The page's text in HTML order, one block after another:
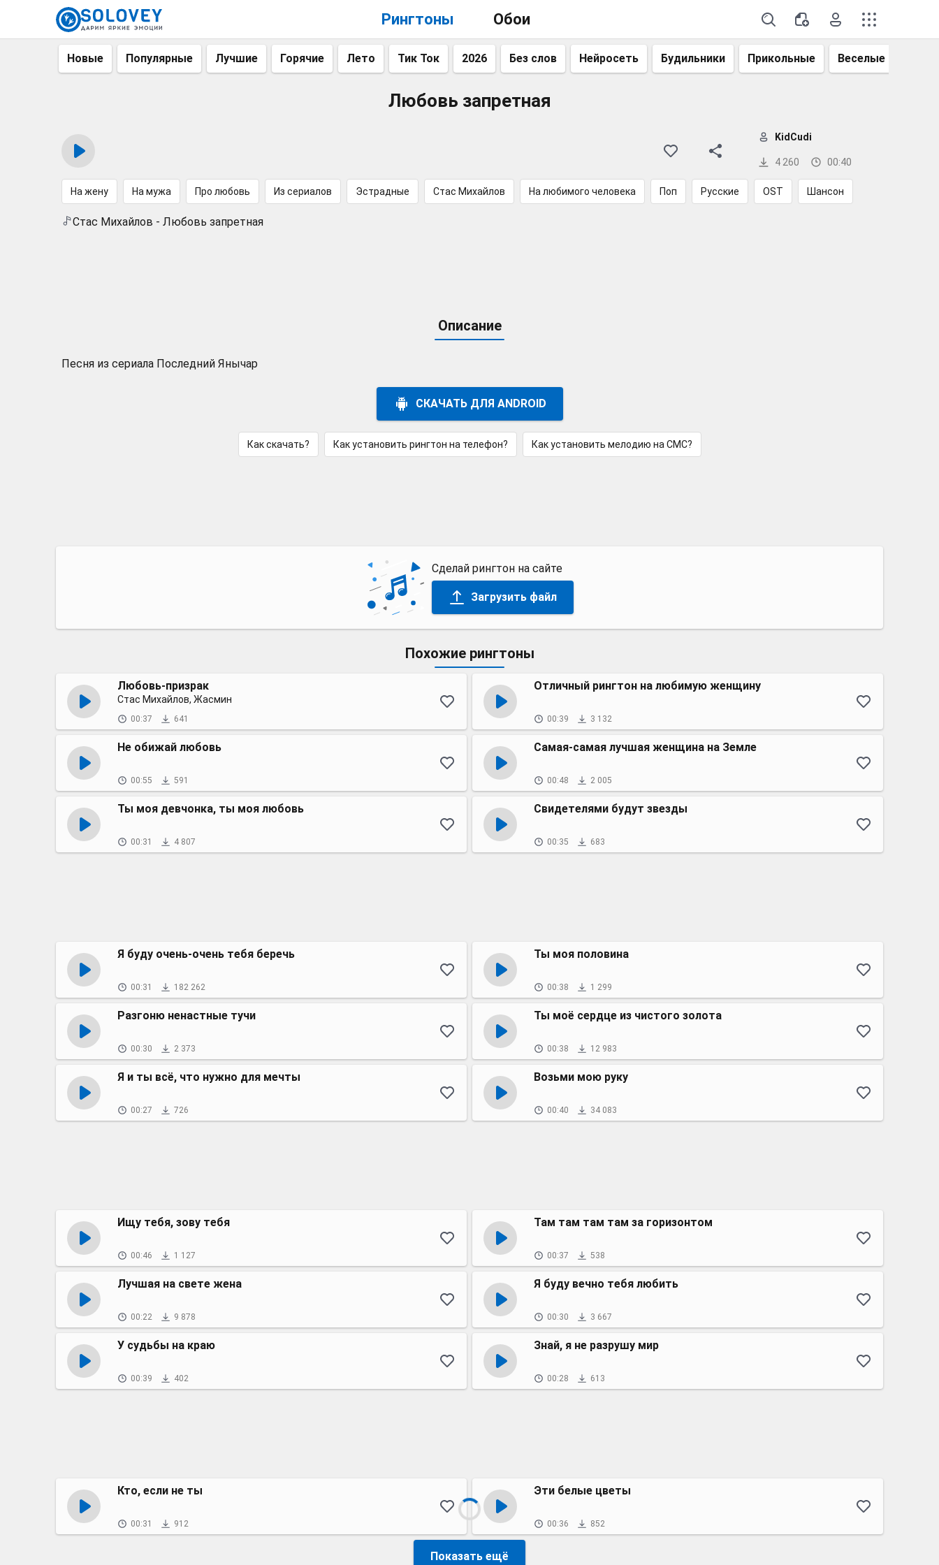
Рингтоны Обои
Новые Популярные Лучшие Горячие Лето Тик Ток 2026 Без слов Нейросеть Будильники Прикольные Веселые
Любовь запретная
4 260 00:40
KidCudi
На жену На мужа Про любовь Из сериалов Эстрадные Стас Михайлов На любимого человека Поп Русские OST Шансон
Стас Михайлов - Любовь запретная
Описание
Песня из сериала Последний Янычар
СКАЧАТЬ ДЛЯ ANDROID
Как скачать? Как установить рингтон на телефон? Как установить мелодию на СМС?
Сделай рингтон на сайте
Загрузить файл
Похожие рингтоны
Любовь-призрак
Стас Михайлов, Жасмин
00:37 641
Отличный рингтон на любимую женщину
00:39 3 132
Не обижай любовь
00:55 591
Самая-самая лучшая женщина на Земле
00:48 2 005
Ты моя девчонка, ты моя любовь
00:31 4 807
Свидетелями будут звезды
00:35 683
Я буду очень-очень тебя беречь
00:31 182 262
Ты моя половина
00:38 1 299
Разгоню ненастные тучи
00:30 2 373
Ты моё сердце из чистого золота
00:38 12 983
Я и ты всё, что нужно для мечты
00:27 726
Возьми мою руку
00:40 34 083
Ищу тебя, зову тебя
00:46 1 127
Там там там там за горизонтом
00:37 538
Лучшая на свете жена
00:22 9 878
Я буду вечно тебя любить
00:30 3 667
У судьбы на краю
00:39 402
Знай, я не разрушу мир
00:28 613
Кто, если не ты
00:31 912
Эти белые цветы
00:36 852
Показать ещё